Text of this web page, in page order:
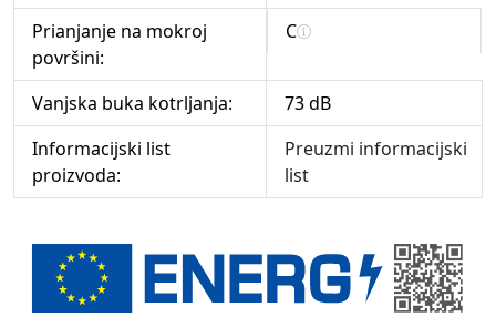
Prianjanje na mokroj
površini:
C
Vanjska buka kotrljanja:
73 dB
Informacijski list
proizvoda:
Preuzmi informacijski
list